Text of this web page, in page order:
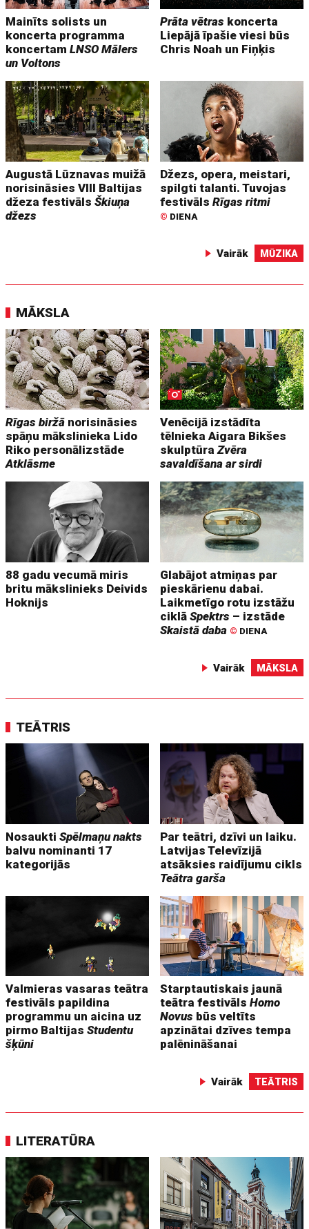
Mainīts solists un
koncerta programma
koncertamLNSO Mālers
un Voltons
Prāta vētras koncerta
Liepājā īpašie viesi būs
Chris Noah un Fiņķis
Augustā Lūznavas muižā
norisināsies VIII Baltijas
džeza festivālsŠkiuņa
džezs
Džezs, opera, meistari,
spilgti talanti. Tuvojas
festivālsRīgas ritmi
© DIENA
Vairāk MŪZIKA
MĀKSLA
Rīgas biržā norisināsies
spāņu mākslinieka Lido
Riko personālizstāde
Atklāsme
Venēcijā izstādīta
tēlnieka Aigara Bikšes
skulptūraZvēra
savaldīšana ar sirdi
88 gadu vecumā miris
britu mākslinieks Deivids
Hoknijs
Glabājot atmiņas par
pieskārienu dabai.
Laikmetīgo rotu izstāžu
ciklāSpektrs – izstāde
Skaistā daba © DIENA
Vairāk MĀKSLA
TEĀTRIS
NosauktiSpēlmaņu nakts
balvu nominanti 17
kategorijās
Par teātri, dzīvi un laiku.
Latvijas Televīzijā
atsāksies raidījumu cikls
Teātra garša
Valmieras vasaras teātra
festivāls papildina
programmu un aicina uz
pirmo BaltijasStudentu
šķūni
Starptautiskais jaunā
teātra festivālsHomo
Novus būs veltīts
apzinātai dzīves tempa
palēnināšanai
Vairāk TEĀTRIS
LITERATŪRA